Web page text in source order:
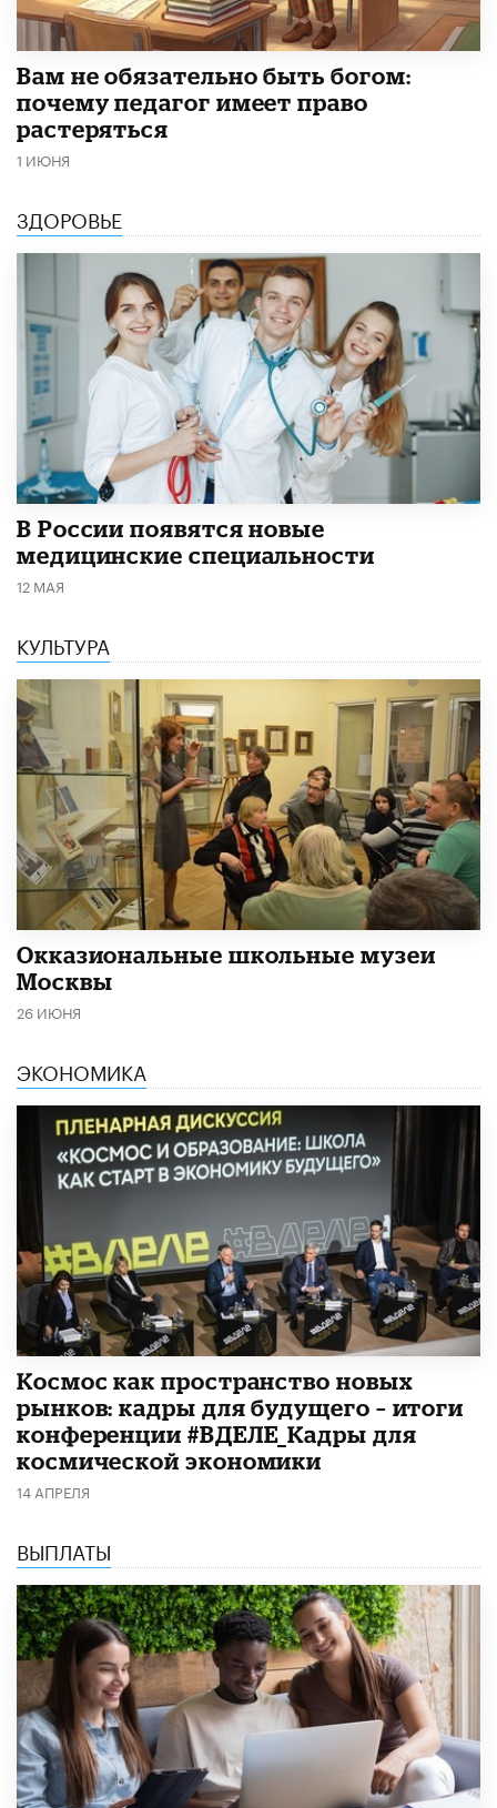
​Вам не обязательно быть богом:
почему педагог имеет право
растеряться
1 ИЮНЯ
ЗДОРОВЬЕ
В России появятся новые
медицинские специальности
12 МАЯ
КУЛЬТУРА
​Окказиональные школьные музеи
Москвы
26 ИЮНЯ
ЭКОНОМИКА
Космос как пространство новых
рынков: кадры для будущего – итоги
конференции #ВДЕЛЕ_Кадры для
космической экономики
14 АПРЕЛЯ
ВЫПЛАТЫ